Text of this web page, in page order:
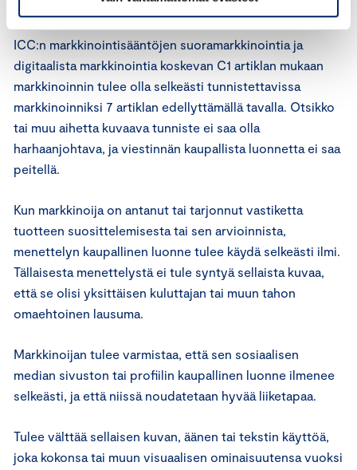
markkinoija on vastuussa kaikesta markkinoinnistaan.
ICC:n markkinointisääntöjen suoramarkkinointia ja
digitaalista markkinointia koskevan C1 artiklan mukaan
markkinoinnin tulee olla selkeästi tunnistettavissa
markkinoinniksi 7 artiklan edellyttämällä tavalla. Otsikko
tai muu aihetta kuvaava tunniste ei saa olla
harhaanjohtava, ja viestinnän kaupallista luonnetta ei saa
peitellä.
Kun markkinoija on antanut tai tarjonnut vastiketta
tuotteen suosittelemisesta tai sen arvioinnista,
menettelyn kaupallinen luonne tulee käydä selkeästi ilmi.
Tällaisesta menettelystä ei tule syntyä sellaista kuvaa,
että se olisi yksittäisen kuluttajan tai muun tahon
omaehtoinen lausuma.
Markkinoijan tulee varmistaa, että sen sosiaalisen
median sivuston tai profiilin kaupallinen luonne ilmenee
selkeästi, ja että niissä noudatetaan hyvää liiketapaa.
Tulee välttää sellaisen kuvan, äänen tai tekstin käyttöä,
joka kokonsa tai muun visuaalisen ominaisuutensa vuoksi